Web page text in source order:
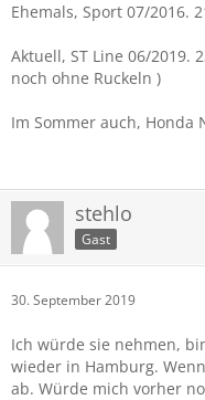
Ehemals, Sport 07/2016.
Aktuell, ST Line 06/2019.
noch ohne Ruckeln )
Im Sommer auch, Honda
stehlo
Gast
30. September 2019
Ich würde sie nehmen,
wieder in Hamburg.
ab. Würde mich vorher